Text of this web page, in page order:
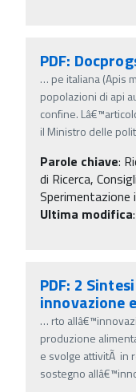
PDF:
… pe italiana (Apis
popolazioni di api
confine.
il Ministro delle
Parole chiave:
di Ricerca,
Ultima modifica:
PDF: 2
innovazione
… rto
produzione
e svolge attivitÃ in
sostegno